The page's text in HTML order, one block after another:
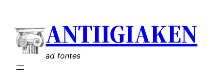
sisu
juurde
ANTIIGIAKEN
ad fontes